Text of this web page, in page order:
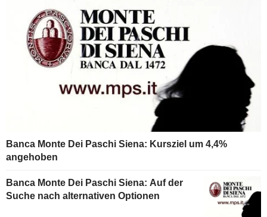
Banca Monte Dei Paschi Siena: Kursziel um 4,4%
angehoben
Banca Monte Dei Paschi Siena: Auf der
Suche nach alternativen Optionen